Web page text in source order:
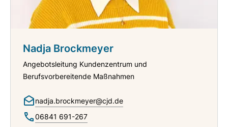
Nadja Brockmeyer
Angebotsleitung Kundenzentrum und
Berufsvorbereitende Maßnahmen
nadja.brockmeyer@cjd.de
06841 691-267